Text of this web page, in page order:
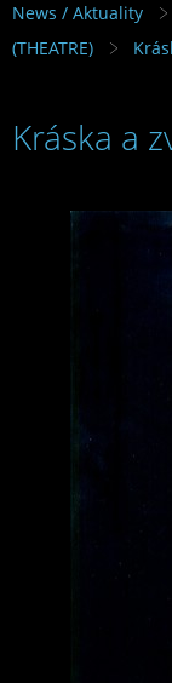
News / Aktuality
(THEATRE)
Kráska a